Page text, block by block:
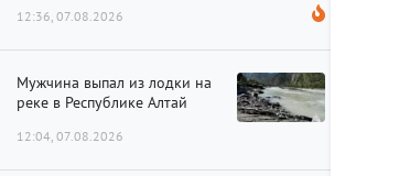
12:36, 07.08.2026
Мужчина выпал из лодки на
реке в Республике Алтай
12:04, 07.08.2026